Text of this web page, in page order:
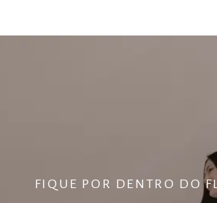
FIQUE POR DENTRO DO